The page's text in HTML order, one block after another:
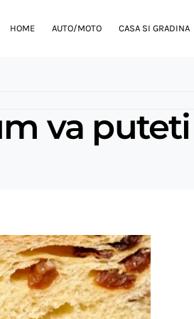
HOME AUTO/MOTO CASA SI GRADINA
va